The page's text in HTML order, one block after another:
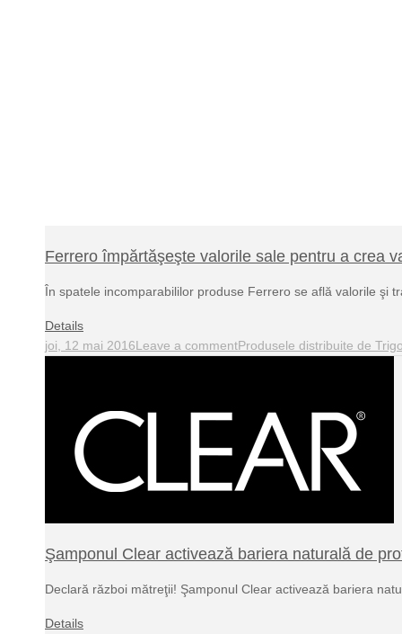
Ferrero împărtăşeşte valorile sale pentru a crea
În spatele incomparabililor produse Ferrero se află valorile
Details
joi, 12 mai 2016Leave a commentProdusele distribuite de
Şamponul Clear activează bariera naturală de
Declară război mătreţii! Şamponul Clear activează bariera
Details